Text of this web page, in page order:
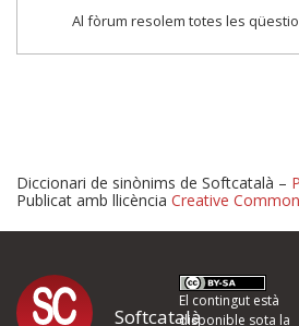
Al fòrum resolem totes les
Proposeu-nos
Diccionari de sinònims de Softcatalà –
Publicat amb llicència Creative
Softcatalà
El contingut està
disponible sota la